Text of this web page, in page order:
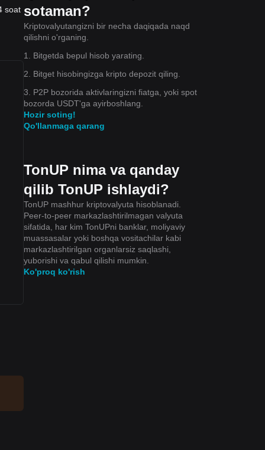
soat sotaman?
Kriptovalyutangizni bir necha daqiqada naqd
qilishni o'rganing.
1. Bitgetda bepul hisob yarating.
2. Bitget hisobingizga kripto depozit qiling.
3. P2P bozorida aktivlaringizni fiatga, yoki spot
bozorda USDT'ga ayirboshlang.
Hozir soting!
Qo'llanmaga qarang
TonUP nima va qanday
qilib TonUP ishlaydi?
TonUP mashhur kriptovalyuta hisoblanadi.
Peer-to-peer markazlashtirilmagan valyuta
sifatida, har kim TonUPni banklar, moliyaviy
muassasalar yoki boshqa vositachilar kabi
markazlashtirilgan organlarsiz saqlashi,
yuborishi va qabul qilishi mumkin.
Ko'proq ko'rish